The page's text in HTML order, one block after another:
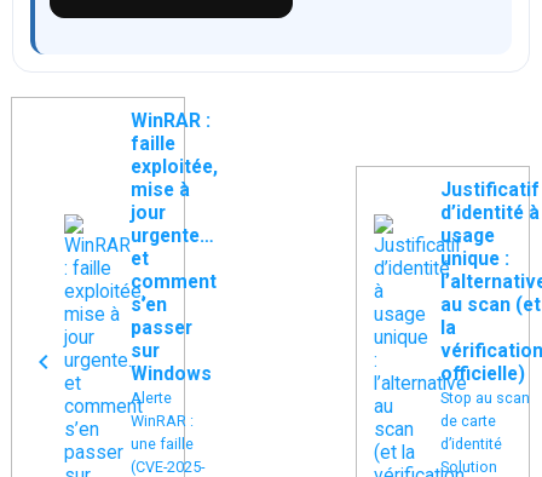
WinRAR :
faille
exploitée,
mise à
jour
urgente…
et
comment
s’en
passer
sur
Windows
Alerte
WinRAR :
une faille
(CVE-2025-
Justificatif
d’identité à
usage
unique :
au scan (et
la
vérification
officielle)
Stop au scan
de carte
d’identité
Solution